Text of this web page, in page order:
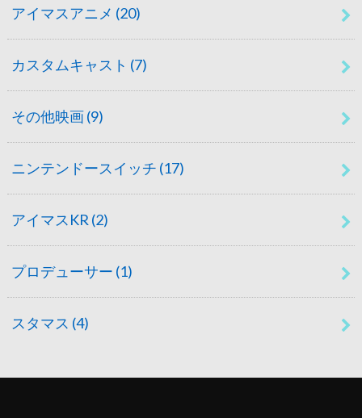
アイマスアニメ (20)
カスタムキャスト (7)
その他映画(9)
ニンテンドースイッチ (17)
アイマスKR (2)
プロデューサー (1)
スタマス (4)